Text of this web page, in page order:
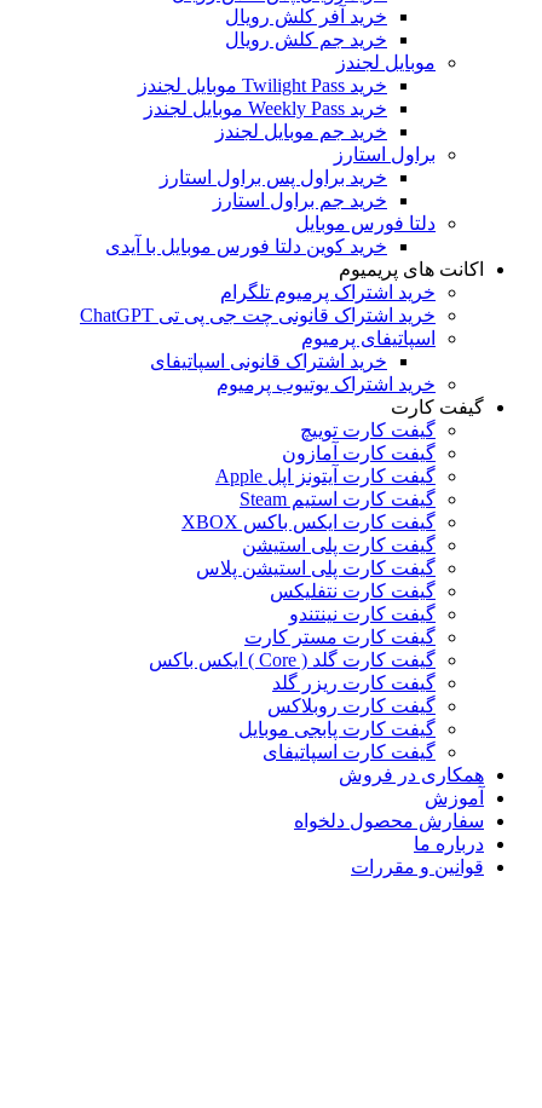
خرید آفر کلش رویال
خرید جم کلش رویال
موبایل لجندز
خرید Twilight Pass موبایل لجندز
خرید Weekly Pass موبایل لجندز
خرید جم موبایل لجندز
براول استارز
خرید براول پس براول استارز
خرید جم براول استارز
دلتا فورس موبایل
خرید کوین دلتا فورس موبایل با آیدی
اکانت های پریمیوم
خرید اشتراک پرمیوم تلگرام
خرید اشتراک قانونی چت جی پی تی ChatGPT
اسپاتیفای پرمیوم
خرید اشتراک قانونی اسپاتیفای
خرید اشتراک یوتیوب پرمیوم
گیفت کارت
گیفت کارت توییچ
گیفت کارت آمازون
گیفت کارت آیتونز اپل Apple
گیفت کارت استیم Steam
گیفت کارت ایکس باکس XBOX
گیفت کارت پلی استیشن
گیفت کارت پلی استیشن پلاس
گیفت کارت نتفلیکس
گیفت کارت نینتندو
گیفت کارت مستر کارت
گیفت کارت گلد ( Core ) ایکس باکس
گیفت کارت ریزر گلد
گیفت کارت روبلاکس
گیفت کارت پابجی موبایل
گیفت کارت اسپاتیفای
همکاری در فروش
آموزش
سفارش محصول دلخواه
درباره ما
قوانین و مقررات